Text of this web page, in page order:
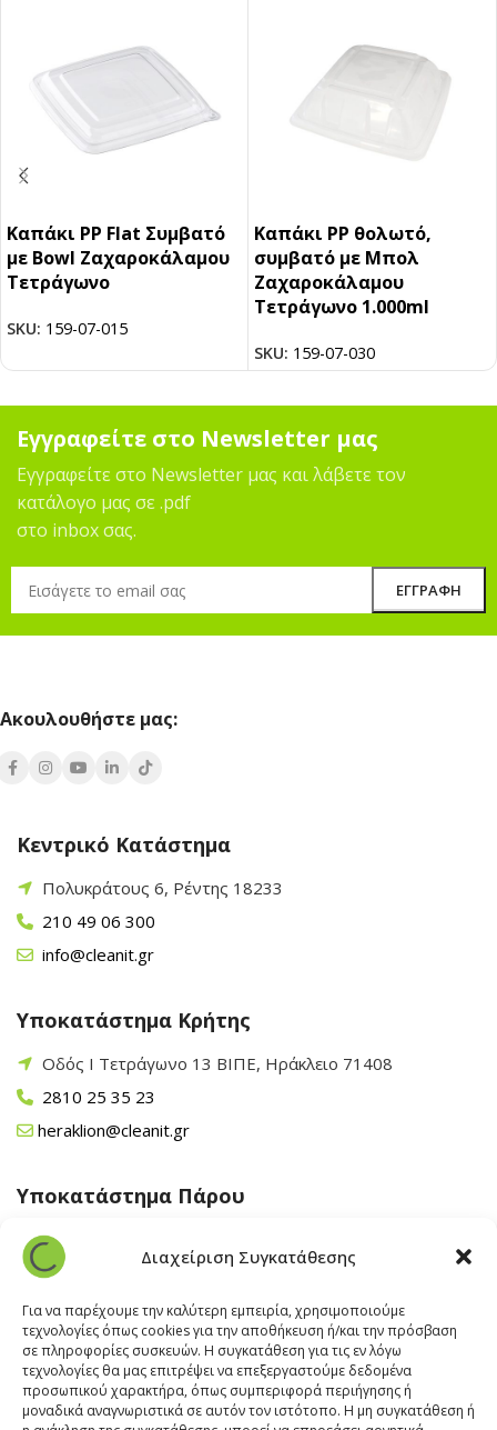
Διαχείριση Συγκατάθεσης
Για να παρέχουμε την καλύτερη εμπειρία, χρησιμοποιούμε
τεχνολογίες όπως cookies για την αποθήκευση ή/και την πρόσβαση
σε πληροφορίες συσκευών. Η συγκατάθεση για τις εν λόγω
τεχνολογίες θα μας επιτρέψει να επεξεργαστούμε δεδομένα
προσωπικού χαρακτήρα, όπως συμπεριφορά περιήγησης ή
μοναδικά αναγνωριστικά σε αυτόν τον ιστότοπο. Η μη συγκατάθεση ή
Καπάκι PP Flat Συμβατό
με Bowl Ζαχαροκάλαμου
Τετράγωνο
SKU: 159-07-015
Καπάκι PP θολωτό,
συμβατό με Μπολ
Ζαχαροκάλαμου
Τετράγωνο 1.000ml
SKU: 159-07-030
Εγγραφείτε στο Newsletter μας
Εγγραφείτε στο Newsletter μας και λάβετε τον
κατάλογο μας σε .pdf
στο inbox σας.
Ακουλουθήστε μας:
Κεντρικό Κατάστημα
Πολυκράτους 6, Ρέντης 18233
210 49 06 300
info@cleanit.gr
Υποκατάστημα Κρήτης
Οδός Ι Τετράγωνο 13 ΒΙΠΕ, Ηράκλειο 71408
2810 25 35 23
heraklion@cleanit.gr
Υποκατάστημα Πάρου
Άγιος Βλάσης Αρχίλοχος, Πάρος 84400
22840 43 163
paros@cleanit.gr
Υποκατάστημα Σαντορίνης
Έξω Γωνία, Σαντορίνη847 00